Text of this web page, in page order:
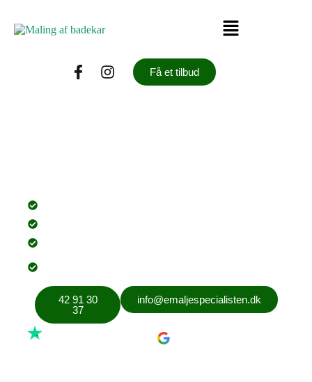
Få et tilbud
42 91 30
37
info@emaljespecialisten.dk